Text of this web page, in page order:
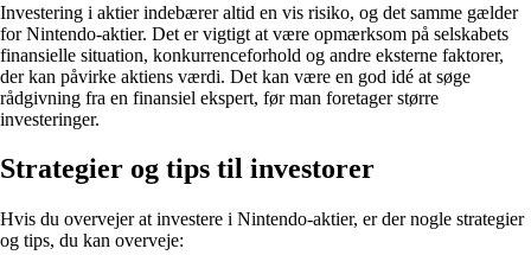
Investering i aktier indebærer altid en vis risiko, og det samme gælder
for Nintendo-aktier. Det er vigtigt at være opmærksom på selskabets
finansielle situation, konkurrenceforhold og andre eksterne faktorer,
der kan påvirke aktiens værdi. Det kan være en god idé at søge
rådgivning fra en finansiel ekspert, før man foretager større
investeringer.
Strategier og tips til investorer
Hvis du overvejer at investere i Nintendo-aktier, er der nogle strategier
og tips, du kan overveje: